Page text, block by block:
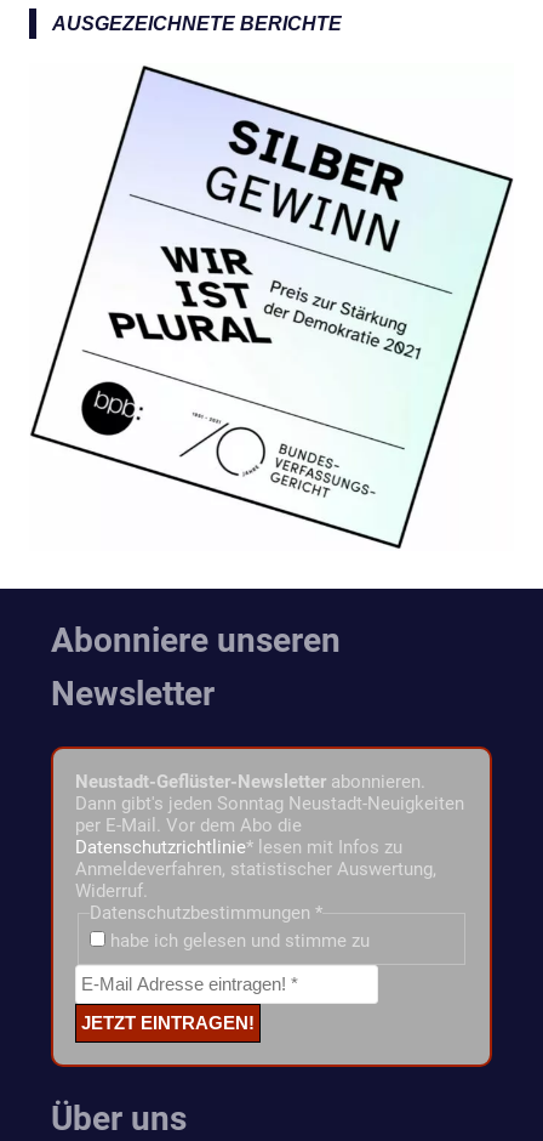
AUSGEZEICHNETE BERICHTE
Abonniere unseren
Newsletter
Neustadt-Geflüster-Newsletter abonnieren.
Dann gibt's jeden Sonntag Neustadt-Neuigkeiten
per E-Mail. Vor dem Abo die
Datenschutzrichtlinie* lesen mit Infos zu
Anmeldeverfahren, statistischer Auswertung,
Widerruf.
Datenschutzbestimmungen *
habe ich gelesen und stimme zu
Über uns